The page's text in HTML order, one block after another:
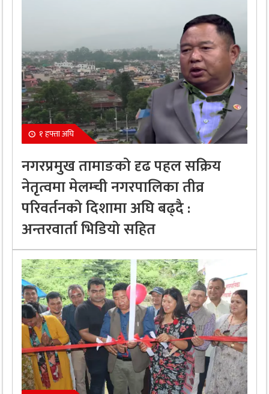
१ हफ्ता अघि
नगरप्रमुख तामाङको दृढ पहल सक्रिय
नेतृत्वमा मेलम्ची नगरपालिका तीव्र
परिवर्तनको दिशामा अघि बढ्दै :
अन्तरवार्ता भिडियो सहित